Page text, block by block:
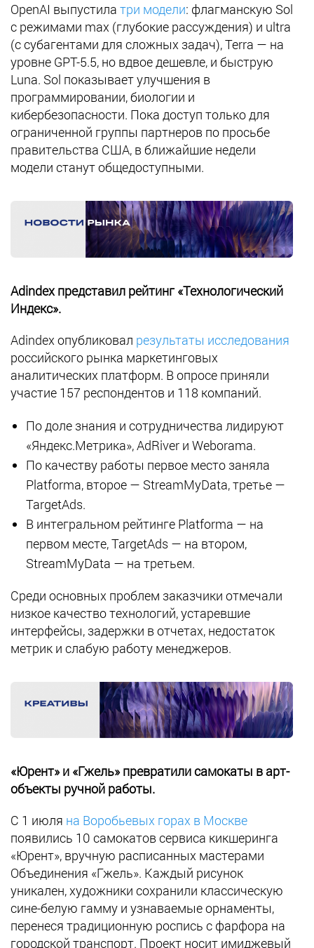
OpenAI выпустила три модели: флагманскую Sol
с режимами max (глубокие рассуждения) и ultra
(с субагентами для сложных задач), Terra — на
уровне GPT-5.5, но вдвое дешевле, и быструю
Luna. Sol показывает улучшения в
программировании, биологии и
кибербезопасности. Пока доступ только для
ограниченной группы партнеров по просьбе
правительства США, в ближайшие недели
модели станут общедоступными.
Adindex представил рейтинг «Технологический
Индекс».
Adindex опубликовал результаты исследования
российского рынка маркетинговых
аналитических платформ. В опросе приняли
участие 157 респондентов и 118 компаний.
По доле знания и сотрудничества лидируют
«Яндекс.Метрика», AdRiver и Weborama.
По качеству работы первое место заняла
Platforma, второе — StreamMyData, третье —
TargetAds.
В интегральном рейтинге Platforma — на
первом месте, TargetAds — на втором,
StreamMyData — на третьем.
Среди основных проблем заказчики отмечали
низкое качество технологий, устаревшие
интерфейсы, задержки в отчетах, недостаток
метрик и слабую работу менеджеров.
«Юрент» и «Гжель» превратили самокаты в арт-
объекты ручной работы.
С 1 июля на Воробьевых горах в Москве
появились 10 самокатов сервиса кикшеринга
«Юрент», вручную расписанных мастерами
Объединения «Гжель». Каждый рисунок
уникален, художники сохранили классическую
сине-белую гамму и узнаваемые орнаменты,
перенеся традиционную роспись с фарфора на
городской транспорт. Проект носит имиджевый